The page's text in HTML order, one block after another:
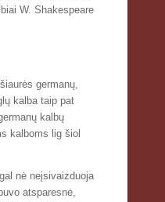
W. Shakespeare
germanų,
kalba taip pat
kalbų
kalboms lig šiol
nė neįsivaizduoja
atsparesnė,